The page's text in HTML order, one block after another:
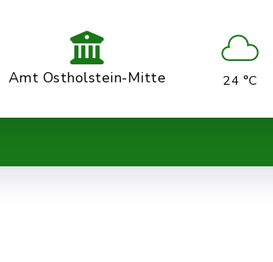
Amt Ostholstein-Mitte 24 °C